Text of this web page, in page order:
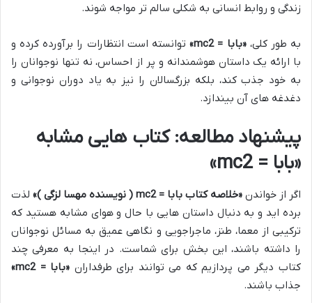
زندگی و روابط انسانی به شکلی سالم تر مواجه شوند.
به طور کلی،«بابا = mc2»
توانسته است انتظارات را برآورده کرده و
با ارائه یک داستان هوشمندانه و پر از احساس، نه تنها نوجوانان را
به خود جذب کند، بلکه بزرگسالان را نیز به یاد دوران نوجوانی و
دغدغه های آن بیندازد.
پیشنهاد مطالعه: کتاب هایی مشابه
«بابا = mc2»
اگر از خواندن «خلاصه کتاب بابا = mc2 ( نویسنده مهسا لزگی )»
لذت
برده اید و به دنبال داستان هایی با حال و هوای مشابه هستید که
ترکیبی از معما، طنز، ماجراجویی و نگاهی عمیق به مسائل نوجوانان
را داشته باشند، این بخش برای شماست. در اینجا به معرفی چند
کتاب دیگر می پردازیم که می توانند برای طرفداران «بابا = mc2»
جذاب باشند.